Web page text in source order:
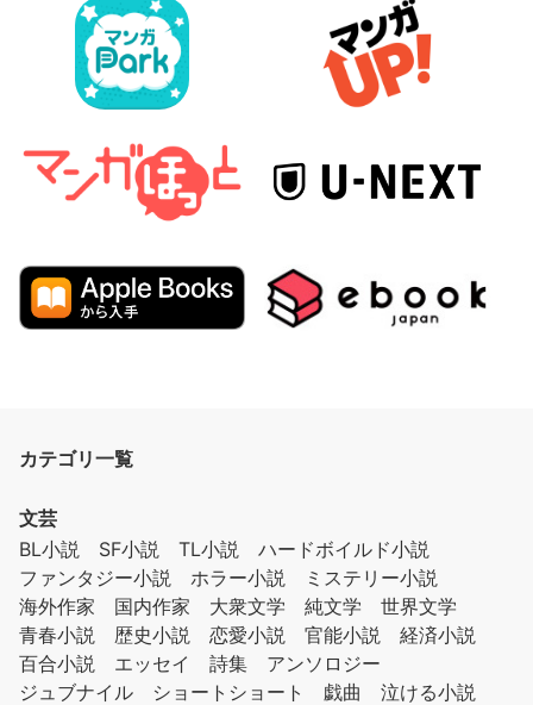
カテゴリ一覧
文芸
BL小説
SF小説 TL小説
ハードボイルド小説
ファンタジー小説
ホラー小説
ミステリー小説
海外作家
国内作家 大衆文学 純文学
世界文学
青春小説
歴史小説 恋愛小説 官能小説
経済小説
百合小説
エッセイ 詩集
アンソロジー
ジュブナイル
ショートショート 戯曲
泣ける小説